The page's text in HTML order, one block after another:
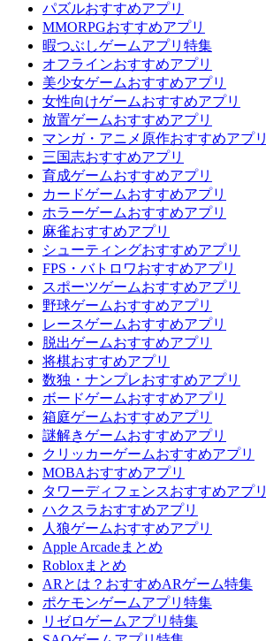
パズルおすすめアプリ
MMORPGおすすめアプリ
暇つぶしゲームアプリ特集
オフラインおすすめアプリ
美少女ゲームおすすめアプリ
女性向けゲームおすすめアプリ
放置ゲームおすすめアプリ
マンガ・アニメ原作おすすめアプリ
三国志おすすめアプリ
育成ゲームおすすめアプリ
カードゲームおすすめアプリ
ホラーゲームおすすめアプリ
麻雀おすすめアプリ
シューティングおすすめアプリ
FPS・バトロワおすすめアプリ
スポーツゲームおすすめアプリ
野球ゲームおすすめアプリ
レースゲームおすすめアプリ
脱出ゲームおすすめアプリ
将棋おすすめアプリ
数独・ナンプレおすすめアプリ
ボードゲームおすすめアプリ
箱庭ゲームおすすめアプリ
謎解きゲームおすすめアプリ
クリッカーゲームおすすめアプリ
MOBAおすすめアプリ
タワーディフェンスおすすめアプリ
ハクスラおすすめアプリ
人狼ゲームおすすめアプリ
Apple Arcadeまとめ
Robloxまとめ
ARとは？おすすめARゲーム特集
ポケモンゲームアプリ特集
リゼロゲームアプリ特集